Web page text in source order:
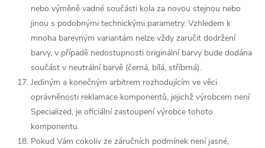
nebo výměně vadné součásti kola za novou stejnou nebo
jinou s podobnými technickými parametry. Vzhledem k
mnoha barevným variantám nelze vždy zaručit dodržení
barvy, v případě nedostupnosti originální barvy bude dodána
součást v neutrální barvě (černá, bílá, stříbrná).
Jediným a konečným arbitrem rozhodujícím ve věci
oprávněnosti reklamace komponentů, jejichž výrobcem není
Specialized, je oficiální zastoupení výrobce tohoto
komponentu.
Pokud Vám cokoliv ze záručních podmínek není jasné,